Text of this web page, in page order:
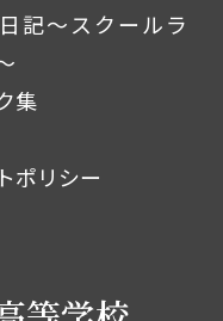
記～スクールラ
集
ポリシー